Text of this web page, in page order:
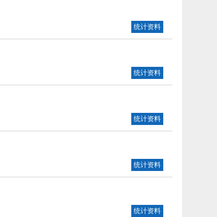
统计资料
统计资料
统计资料
统计资料
统计资料